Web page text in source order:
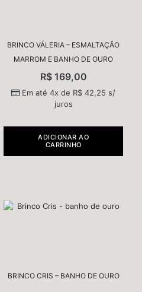
BRINCO VÁLERIA – ESMALTAÇÃO
MARROM E BANHO DE OURO
R$169,00
Em até 4x de R$ 42,25 s/
juros
ADICIONAR AO
CARRINHO
BRINCO CRIS – BANHO DE OURO